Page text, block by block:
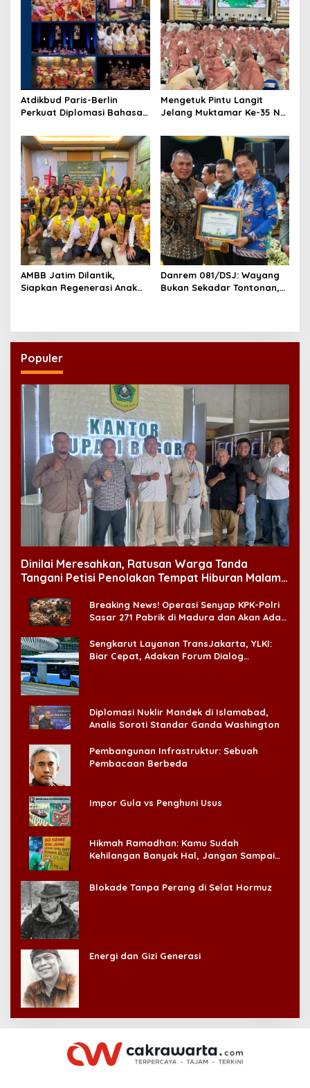
Atdikbud Paris-Berlin
Perkuat Diplomasi Bahasa
Mengetuk Pintu Langit
Jelang Muktamar Ke-35 NU,
di Surabaya
AMBB Jatim Dilantik,
Siapkan Regenerasi Anak
Danrem 081/DSJ: Wayang
Bukan Sekadar Tontonan,
Populer
Dinilai Meresahkan, Ratusan Warga Tanda
Tangani Petisi Penolakan Tempat Hiburan Malam
Breaking News! Operasi Senyap KPK-Polri
Sasar 271 Pabrik di Madura dan Akan Ada
Sengkarut Layanan TransJakarta, YLKI:
Biar Cepat, Adakan Forum Dialog
Diplomasi Nuklir Mandek di Islamabad,
Analis Soroti Standar Ganda Washington
Pembangunan Infrastruktur: Sebuah
Pembacaan Berbeda
Impor Gula vs Penghuni Usus
Hikmah Ramadhan: Kamu Sudah
Kehilangan Banyak Hal, Jangan Sampai
Blokade Tanpa Perang di Selat Hormuz
Energi dan Gizi Generasi